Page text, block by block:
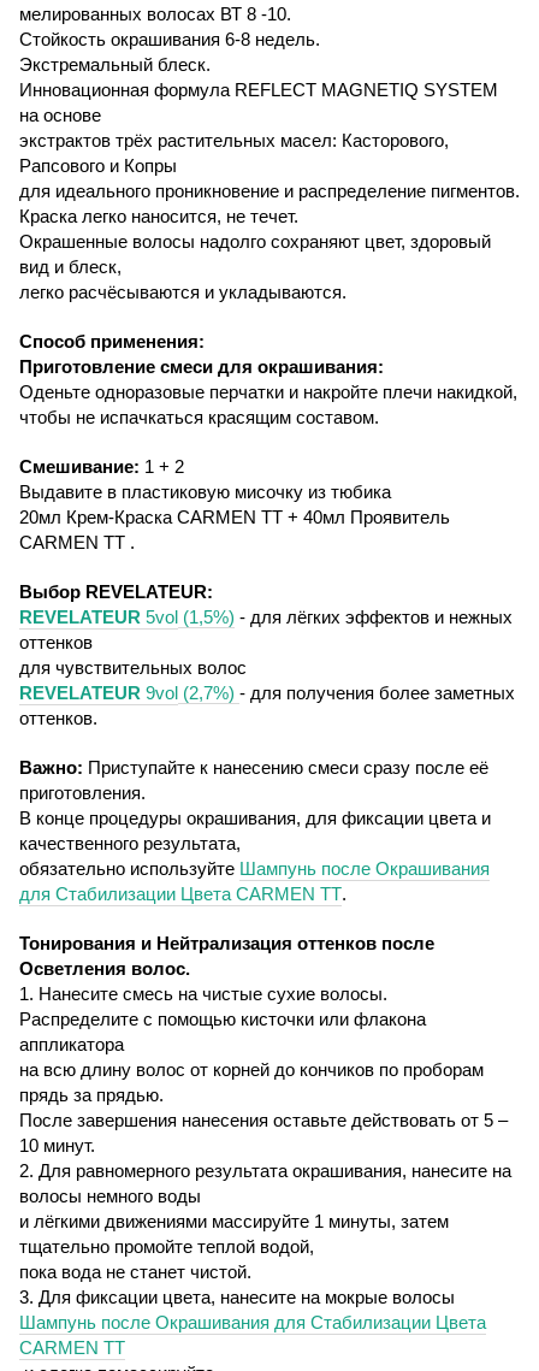
мелированных волосах ВТ 8 -10.
Стойкость окрашивания 6-8 недель.
Экстремальный блеск.
Инновационная формула REFLECT MAGNETIQ SYSTEM
на основе
экстрактов трёх растительных масел: Касторового,
Рапсового и Копры
для идеального проникновение и распределение пигментов.
Краска легко наносится, не течет.
Окрашенные волосы надолго сохраняют цвет, здоровый
вид и блеск,
легко расчёсываются и укладываются.
Способ применения:
Приготовление смеси для окрашивания:
Оденьте одноразовые перчатки и накройте плечи накидкой,
чтобы не испачкаться красящим составом.
Смешивание: 1 + 2
Выдавите в пластиковую мисочку из тюбика
20мл Крем-Краска CARMEN ТТ + 40мл Проявитель
CARMEN ТТ .
Выбор REVELATEUR:
REVELATEUR 5vol (1,5%) - для лёгких эффектов и нежных
оттенков
для чувствительных волос
REVELATEUR 9vol (2,7%) - для получения более заметных
оттенков.
Важно: Приступайте к нанесению смеси сразу после её
приготовления.
В конце процедуры окрашивания, для фиксации цвета и
качественного результата,
обязательно используйте Шампунь после Окрашивания
для Стабилизации Цвета CARMEN TT.
Тонирования и Нейтрализация оттенков после
Осветления волос.
1. Нанесите смесь на чистые сухие волосы.
Распределите с помощью кисточки или флакона
аппликатора
на всю длину волос от корней до кончиков по проборам
прядь за прядью.
После завершения нанесения оставьте действовать от 5 –
10 минут.
2. Для равномерного результата окрашивания, нанесите на
волосы немного воды
и лёгкими движениями массируйте 1 минуты, затем
тщательно промойте теплой водой,
пока вода не станет чистой.
3. Для фиксации цвета, нанесите на мокрые волосы
Шампунь после Окрашивания для Стабилизации Цвета
CARMEN TT